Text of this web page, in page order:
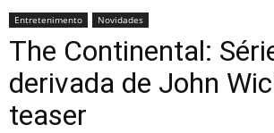
Entretenimento Novidades
The Continental:
derivada de John
teaser